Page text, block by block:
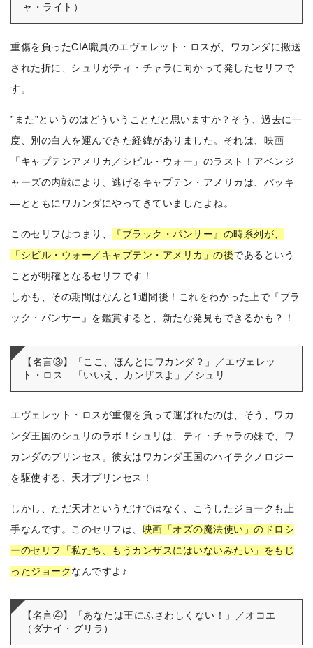
ャ・ライト）
重傷を負ったCIA職員のエヴェレット・ロスが、ワカンダに搬送
された折に、シュリがティ・チャラに向かって発したセリフで
す。
”また”というのはどういうことだと思いますか？そう、過去に一
度、別の白人を運んできた経緯がありました。それは、映画
「キャプテンアメリカ／シビル・ウォー」のラスト！ アベンジ
ャーズの内戦により、逃げるキャプテン・アメリカは、バッキ
―とともにワカンダにやってきていましたよね。
このセリフはつまり、
『ブラック・パンサー』の時系列が、
「シビル・ウォー／キャプテン・アメリカ」の後であるという
ことが明確となるセリフです！
しかも、その期間はなんと1週間後！これをわかった上で『ブラ
ック・パンサー』を鑑賞すると、新たな発見もできるかも？！
【名言③】「ここ、ほんとにワカンダ？」／エヴェレッ
ト・ロス 「いいえ、カンザスよ」／シュリ
エヴェレット・ロスが重傷を負って運ばれたのは、そう、ワカ
ンダ王国のシュリのラボ！ シュリは、ティ・チャラの妹で、ワ
カンダのプリンセス。彼女はワカンダ王国のハイテクノロジー
を駆使する、天才プリンセス！
しかし、ただ天才というだけではなく、こうしたジョークも上
手なんです。
このセリフは、 映画「オズの魔法使い」のドロシ
ーのセリフ「私たち、もうカンザスにはいないみたい」をもじ
ったジョークなんですよ♪
【名言④】「あなたは王にふさわしくない！」／オコエ
（ダナイ・グリラ）